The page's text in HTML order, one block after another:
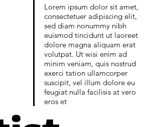
Lorem ipsum dolor sit amet,
consectetuer adipiscing elit,
sed diam nonummy nibh
euismod tincidunt ut laoreet
dolore magna aliquam erat
volutpat. Ut wisi enim ad
minim veniam, quis nostrud
exerci tation ullamcorper
suscipit, vel illum dolore eu
feugiat nulla facilisis at vero
eros et